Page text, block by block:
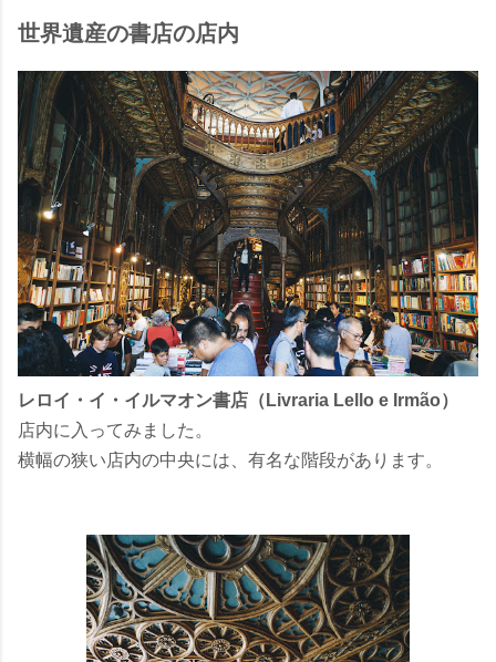
世界遺産の書店の店内
レロイ・イ・イルマオン書店（Livraria Lello e Irmão）
店内に入ってみました。
横幅の狭い店内の中央には、有名な階段があります。